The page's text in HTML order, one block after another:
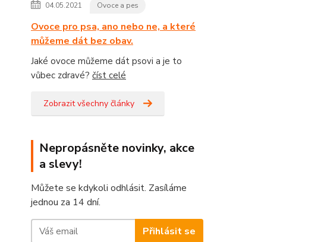
04.05.2021 Ovoce a pes
Ovoce pro psa, ano nebo ne, a které
můžeme dát bez obav.
Jaké ovoce můžeme dát psovi a je to
vůbec zdravé? číst celé
Zobrazit všechny články
Nepropásněte novinky, akce
a slevy!
Můžete se kdykoli odhlásit. Zasíláme
jednou za 14 dní.
Přihlásit se